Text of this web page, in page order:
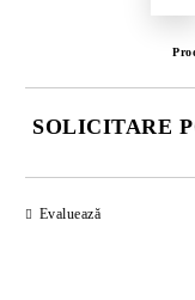
SOLICITARE
Evaluează